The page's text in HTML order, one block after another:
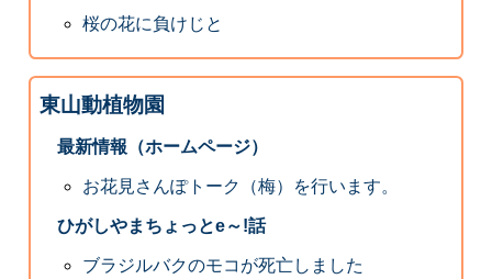
桜の花に負けじと
東山動植物園
最新情報（ホームページ）
お花見さんぽトーク（梅）を行います。
ひがしやまちょっとe～!話
ブラジルバクのモコが死亡しました